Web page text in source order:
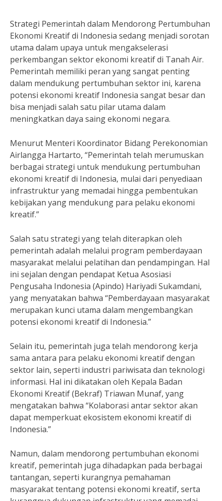
Strategi Pemerintah dalam Mendorong Pertumbuhan
Ekonomi Kreatif di Indonesia sedang menjadi sorotan
utama dalam upaya untuk mengakselerasi
perkembangan sektor ekonomi kreatif di Tanah Air.
Pemerintah memiliki peran yang sangat penting
dalam mendukung pertumbuhan sektor ini, karena
potensi ekonomi kreatif Indonesia sangat besar dan
bisa menjadi salah satu pilar utama dalam
meningkatkan daya saing ekonomi negara.
Menurut Menteri Koordinator Bidang Perekonomian
Airlangga Hartarto, “Pemerintah telah merumuskan
berbagai strategi untuk mendukung pertumbuhan
ekonomi kreatif di Indonesia, mulai dari penyediaan
infrastruktur yang memadai hingga pembentukan
kebijakan yang mendukung para pelaku ekonomi
kreatif.”
Salah satu strategi yang telah diterapkan oleh
pemerintah adalah melalui program pemberdayaan
masyarakat melalui pelatihan dan pendampingan. Hal
ini sejalan dengan pendapat Ketua Asosiasi
Pengusaha Indonesia (Apindo) Hariyadi Sukamdani,
yang menyatakan bahwa “Pemberdayaan masyarakat
merupakan kunci utama dalam mengembangkan
potensi ekonomi kreatif di Indonesia.”
Selain itu, pemerintah juga telah mendorong kerja
sama antara para pelaku ekonomi kreatif dengan
sektor lain, seperti industri pariwisata dan teknologi
informasi. Hal ini dikatakan oleh Kepala Badan
Ekonomi Kreatif (Bekraf) Triawan Munaf, yang
mengatakan bahwa “Kolaborasi antar sektor akan
dapat memperkuat ekosistem ekonomi kreatif di
Indonesia.”
Namun, dalam mendorong pertumbuhan ekonomi
kreatif, pemerintah juga dihadapkan pada berbagai
tantangan, seperti kurangnya pemahaman
masyarakat tentang potensi ekonomi kreatif, serta